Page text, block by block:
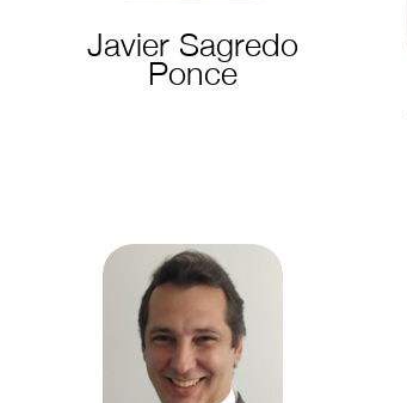
Javier Sagredo
Ponce